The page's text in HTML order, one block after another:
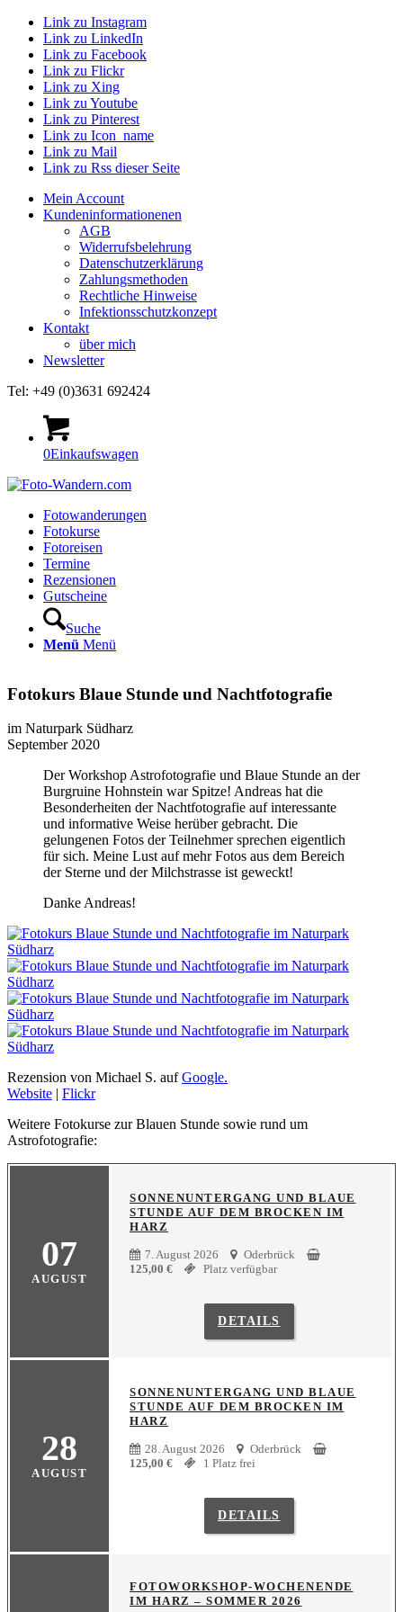
Link zu Instagram
Link zu LinkedIn
Link zu Facebook
Link zu Flickr
Link zu Xing
Link zu Youtube
Link zu Pinterest
Link zu Icon_name
Link zu Mail
Link zu Rss dieser Seite
Mein Account
Kundeninformationenen
AGB
Widerrufsbelehrung
Datenschutzerklärung
Zahlungsmethoden
Rechtliche Hinweise
Infektionsschutzkonzept
Kontakt
über mich
Newsletter
Tel: +49 (0)3631 692424
0Einkaufswagen
Fotowanderungen
Fotokurse
Fotoreisen
Termine
Rezensionen
Gutscheine
Suche
Menü Menü
Fotokurs Blaue Stunde und Nachtfotografie
im Naturpark Südharz
September 2020
Der Workshop Astrofotografie und Blaue Stunde an der
Burgruine Hohnstein war Spitze! Andreas hat die
Besonderheiten der Nachtfotografie auf interessante
und informative Weise herüber gebracht. Die
gelungenen Fotos der Teilnehmer sprechen eigentlich
für sich. Meine Lust auf mehr Fotos aus dem Bereich
der Sterne und der Milchstrasse ist geweckt!
Danke Andreas!
Rezension von Michael S. aufGoogle.
Website | Flickr
Weitere Fotokurse zur Blauen Stunde sowie rund um
Astrofotografie:
07
AUGUST
SONNENUNTERGANG UND BLAUE
STUNDE AUF DEM BROCKEN IM
HARZ
7. August 2026
Oderbrück
125,00 € Platz verfügbar
DETAILS
28
AUGUST
SONNENUNTERGANG UND BLAUE
STUNDE AUF DEM BROCKEN IM
HARZ
28. August 2026
Oderbrück
125,00 € 1 Platz frei
DETAILS
FOTOWORKSHOP-WOCHENENDE
IM HARZ – SOMMER 2026